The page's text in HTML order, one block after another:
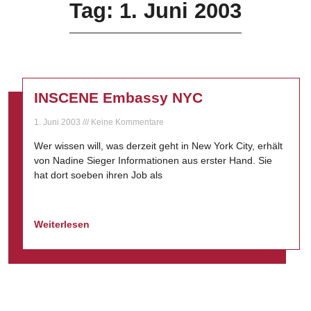
Tag: 1. Juni 2003
INSCENE Embassy NYC
1. Juni 2003 Keine Kommentare
Wer wissen will, was derzeit geht in New York City, erhält
von Nadine Sieger Informationen aus erster Hand. Sie
hat dort soeben ihren Job als
Weiterlesen